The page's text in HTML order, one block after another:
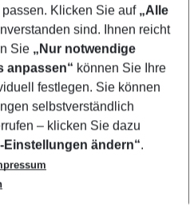
Klicken Sie auf „Alle
sind. Ihnen reicht
Sie „Nur notwendige
anpassen“ können Sie Ihre
festlegen. Sie können
selbstverständlich
– klicken Sie dazu
Einstellungen ändern“.